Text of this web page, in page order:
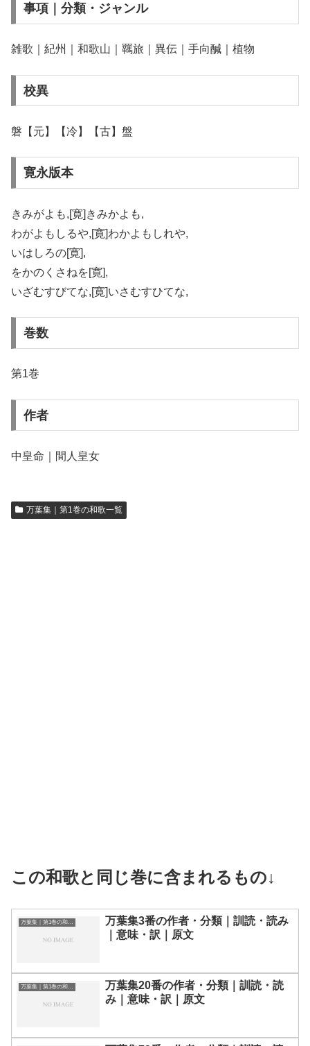
事項｜分類・ジャンル
雑歌｜紀州｜和歌山｜羈旅｜異伝｜手向醎｜植物
校異
磐【元】【冷】【古】盤
寛永版本
きみがよも,[寛]きみかよも,
わがよもしるや,[寛]わかよもしれや,
いはしろの[寛],
をかのくさねを[寛],
いざむすびてな,[寛]いさむすひてな,
巻数
第1巻
作者
中皇命｜間人皇女
万葉集｜第1巻の和歌一覧
この和歌と同じ巻に含まれるもの↓
万葉集3番の作者・分類｜訓読・読み
｜意味・訳｜原文
万葉集｜第1巻の和歌一覧
万葉集20番の作者・分類｜訓読・読
み｜意味・訳｜原文